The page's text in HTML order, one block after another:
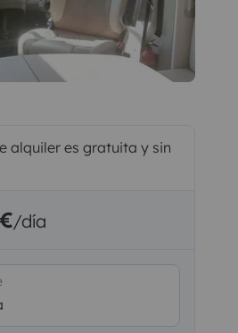
alquiler es gratuita y sin
/día